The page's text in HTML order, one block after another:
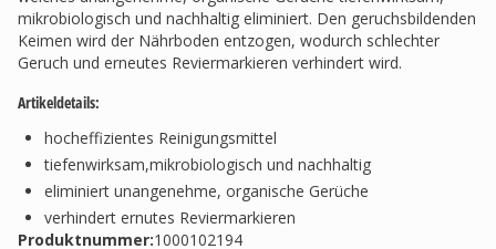
mikrobiologisch und nachhaltig eliminiert. Den geruchsbildenden
Keimen wird der Nährboden entzogen, wodurch schlechter
Geruch und erneutes Reviermarkieren verhindert wird.
Artikeldetails:
hocheffizientes Reinigungsmittel
tiefenwirksam,mikrobiologisch und nachhaltig
eliminiert unangenehme, organische Gerüche
verhindert ernutes Reviermarkieren
Produktnummer:1000102194